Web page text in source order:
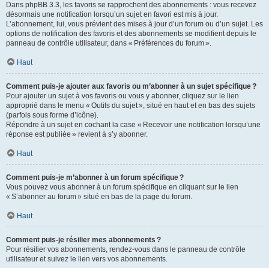
Dans phpBB 3.3, les favoris se rapprochent des abonnements : vous recevez
désormais une notification lorsqu’un sujet en favori est mis à jour.
L’abonnement, lui, vous prévient des mises à jour d’un forum ou d’un sujet. Les
options de notification des favoris et des abonnements se modifient depuis le
panneau de contrôle utilisateur, dans « Préférences du forum ».
Haut
Comment puis-je ajouter aux favoris ou m’abonner à un sujet spécifique ?
Pour ajouter un sujet à vos favoris ou vous y abonner, cliquez sur le lien
approprié dans le menu « Outils du sujet », situé en haut et en bas des sujets
(parfois sous forme d’icône).
Répondre à un sujet en cochant la case « Recevoir une notification lorsqu’une
réponse est publiée » revient à s’y abonner.
Haut
Comment puis-je m’abonner à un forum spécifique ?
Vous pouvez vous abonner à un forum spécifique en cliquant sur le lien
« S’abonner au forum » situé en bas de la page du forum.
Haut
Comment puis-je résilier mes abonnements ?
Pour résilier vos abonnements, rendez-vous dans le panneau de contrôle
utilisateur et suivez le lien vers vos abonnements.